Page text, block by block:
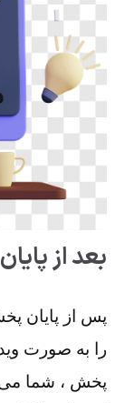
بعد از
پس از پایان
را به صورت
پخش ، شما می